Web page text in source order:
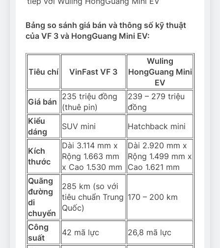
Bảng so sánh giá bán và thông số kỹ thuật
của VF 3 và HongGuang Mini EV:
Tiêu chí VinFast VF 3
Wuling
HongGuang Mini
EV
Giá bán
235 triệu đồng
(thuê pin)
239 – 279 triệu
đồng
Kiểu
dáng
SUV mini Hatchback mini
Kích
thước
Dài 3.114 mm x
Rộng 1.663 mm
x Cao 1.530 mm
Dài 2.920 mm x
Rộng 1.499 mm x
Cao 1.621 mm
Quãng
đường
di
chuyển
285 km (so với
tiêu chuẩn Trung
Quốc)
170 – 200 km
Công
suất
42 mã lực
26,8 mã lực